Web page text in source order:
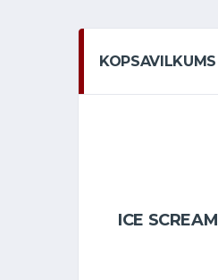
KOPSAVILKUMS
ICE SCREAM